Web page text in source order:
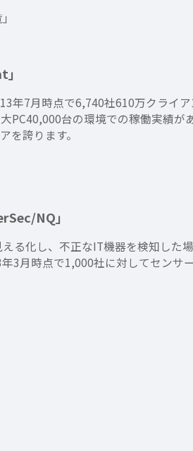
年7月時点で6,740社610万クライ
PC40,000台の環境での稼働実績
を誇ります。
NQ」
る化し、不正なIT機器を検知した
3月時点で1,000社に対してセン